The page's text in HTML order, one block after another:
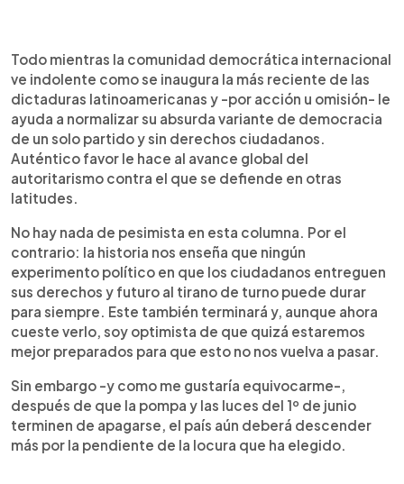
Todo mientras la comunidad democrática internacional
ve indolente como se inaugura la más reciente de las
dictaduras latinoamericanas y -por acción u omisión- le
ayuda a normalizar su absurda variante de democracia
de un solo partido y sin derechos ciudadanos.
Auténtico favor le hace al avance global del
autoritarismo contra el que se defiende en otras
latitudes.
No hay nada de pesimista en esta columna. Por el
contrario: la historia nos enseña que ningún
experimento político en que los ciudadanos entreguen
sus derechos y futuro al tirano de turno puede durar
para siempre. Este también terminará y, aunque ahora
cueste verlo, soy optimista de que quizá estaremos
mejor preparados para que esto no nos vuelva a pasar.
Sin embargo -y como me gustaría equivocarme-,
después de que la pompa y las luces del 1º de junio
terminen de apagarse, el país aún deberá descender
más por la pendiente de la locura que ha elegido.